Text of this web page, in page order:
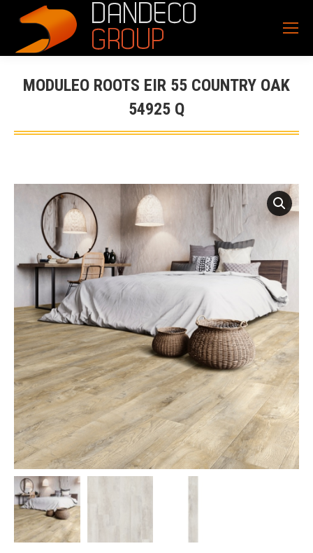
MODULEO ROOTS EIR 55 COUNTRY OAK
54925 Q